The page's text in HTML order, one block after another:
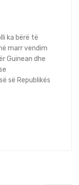
ka bërë të
marr vendim
Guinean dhe
së Republikës